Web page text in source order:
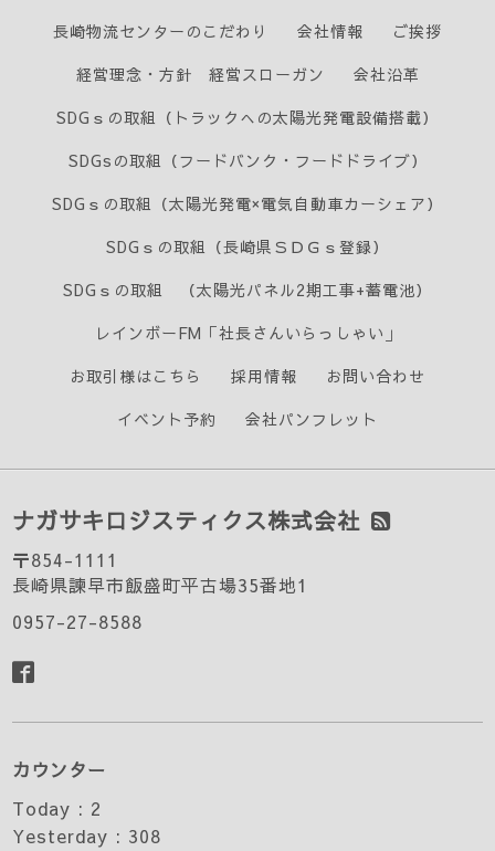
長崎物流センターのこだわり
会社情報
ご挨拶
経営理念・方針 経営スローガン
会社沿革
SDGｓの取組（トラックへの太陽光発電設備搭載）
SDGsの取組（フードバンク・フードドライブ）
SDGｓの取組（太陽光発電×電気自動車カーシェア）
SDGｓの取組（長崎県ＳＤＧｓ登録）
SDGｓの取組 （太陽光パネル2期工事+蓄電池）
レインボーFM「社長さんいらっしゃい」
お取引様はこちら
採用情報
お問い合わせ
イベント予約
会社パンフレット
ナガサキロジスティクス株式会社
〒854-1111
長崎県諫早市飯盛町平古場35番地1
0957-27-8588
カウンター
Today : 2
Yesterday : 308